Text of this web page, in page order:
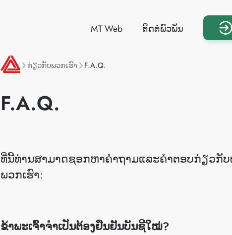
MT Web ຕິດຕໍ່ພົວພັນ
ກ່ຽວກັບພວກເຮົາ F.A.Q.
F.A.Q.
ທີ່ນີ້ທ່ານສາມາດຊອກຫາຄໍາຖາມແລະຄໍາຕອບກ່ຽວກັ
ພວກເຮົາ:
ຂ້າພະເຈົ້າຈໍາເປັນຕ້ອງຢືນຢັນບັນຊີໃໝ່?